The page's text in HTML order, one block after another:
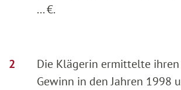
... €.
Die Klägerin ermittelte
Gewinn in den Jahren 1998